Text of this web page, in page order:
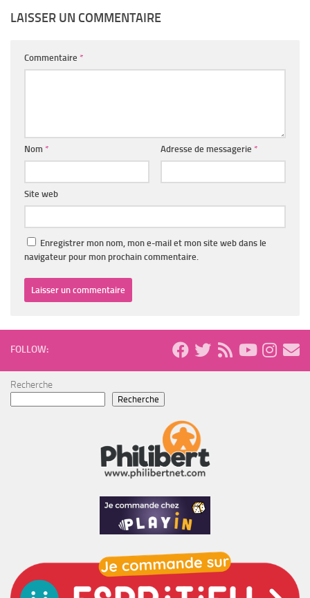
LAISSER UN COMMENTAIRE
Commentaire *
Nom * Adresse de messagerie *
Site web
Enregistrer mon nom, mon e-mail et mon site web dans le
navigateur pour mon prochain commentaire.
FOLLOW:
Recherche
Recherche